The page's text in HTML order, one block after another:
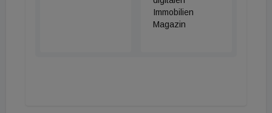
Immobilien
Magazin